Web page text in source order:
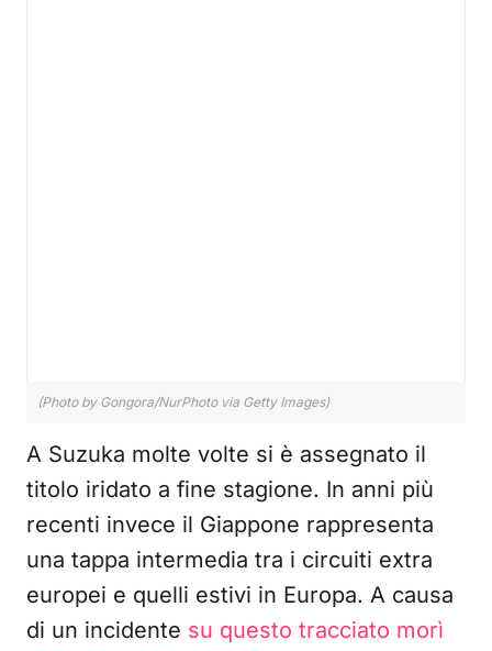
(Photo by Gongora/NurPhoto via Getty Images)
A Suzuka molte volte si è assegnato il
titolo iridato a fine stagione. In anni più
recenti invece il Giappone rappresenta
una tappa intermedia tra i circuiti extra
europei e quelli estivi in Europa. A causa
di un incidente su questo tracciato morì